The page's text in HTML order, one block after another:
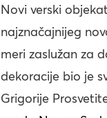
Novi verski
najznačajnijeg
meri zaslužan za
dekoracije bio je
Grigorije